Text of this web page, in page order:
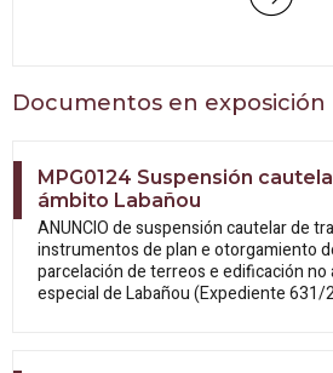
Documentos en exposición
MPG0124 Suspensión
ámbito Labañou
ANUNCIO de suspensión cautelar de
instrumentos de plan e otorgamiento
parcelación de terreos e edificación no
especial de Labañou (Expediente